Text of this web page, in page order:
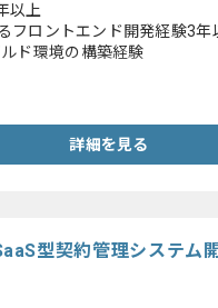
以上
フロントエンド開発経験3年
ド環境の構築経験
コードレビューをした経験
詳細を見る
型契約管理システム